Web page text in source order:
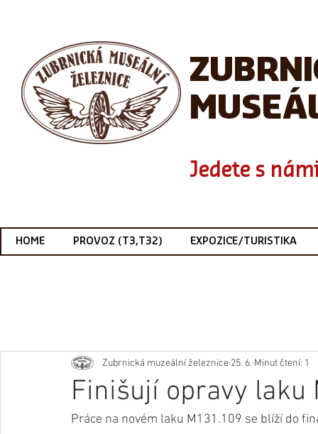
Jedete s
HOME PROVOZ (T3,T32) EXPOZICE/TURISTIKA
Finišují opravy laku
Zubrnická muzeální železnice 25. 6. Minut čtení: 1
Práce na novém laku M131.109 se blíží do